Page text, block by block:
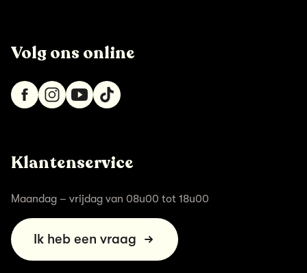
Volg ons online
Klantenservice
Maandag – vrijdag van 08u00 tot 18u00
Ik heb een vraag